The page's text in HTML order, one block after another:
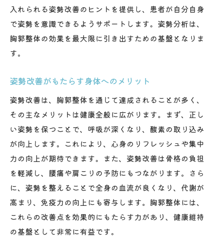
入れられる姿勢改善のヒントを提供し、患者が自分自身
で姿勢を意識できるようサポートします。姿勢分析は、
胸郭整体の効果を最大限に引き出すための基盤となりま
す。
姿勢改善がもたらす身体へのメリット
姿勢改善は、胸郭整体を通じて達成されることが多く、
その主なメリットは健康全般に広がります。まず、正し
い姿勢を保つことで、呼吸が深くなり、酸素の取り込み
が向上します。これにより、心身のリフレッシュや集中
力の向上が期待できます。また、姿勢改善は骨格の負担
を軽減し、腰痛や肩こりの予防にもつながります。さら
に、姿勢を整えることで全身の血流が良くなり、代謝が
高まり、免疫力の向上にも寄与します。胸郭整体には、
これらの改善点を効果的にもたらす力があり、健康維持
の基盤として非常に有益です。